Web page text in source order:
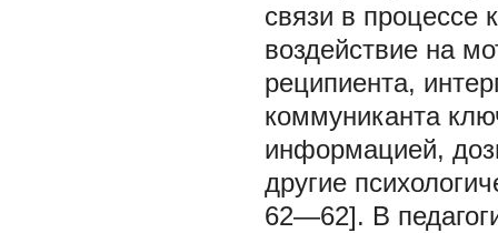
связи в процессе
воздействие на
реципиента,
коммуниканта
информацией,
другие
62—62]. В